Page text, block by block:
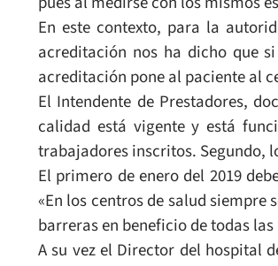
En este contexto, para la
acreditación nos ha dicho que
acreditación pone al paciente al
El Intendente de Prestadores,
calidad está vigente y está
trabajadores inscritos. Segundo,
El primero de enero del 2019
«En los centros de salud siempre
barreras en beneficio de todas las
A su vez el Director del hospital